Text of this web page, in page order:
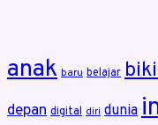
anak baru belajar
depan digital diri dunia